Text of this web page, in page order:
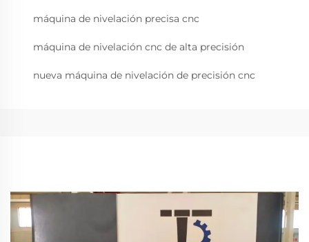
máquina de nivelación precisa cnc
máquina de nivelación cnc de alta precisión
nueva máquina de nivelación de precisión cnc